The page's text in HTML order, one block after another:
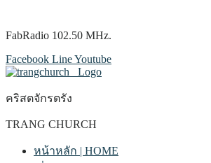
FabRadio 102.50 MHz.
Facebook LineYoutube
คริสตจักรตรัง
TRANG CHURCH
หน้าหลัก | HOME